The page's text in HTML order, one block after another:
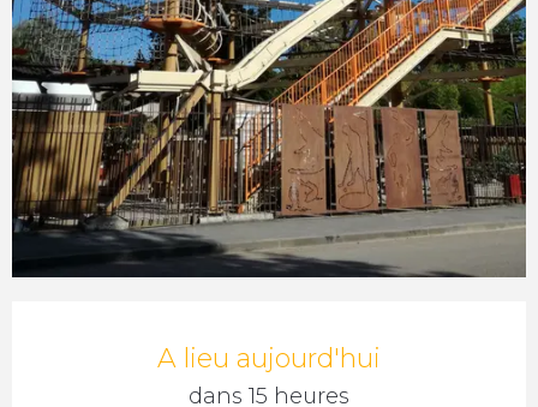
Ouverture et coordonnées
A lieu aujourd'hui
dans 15 heures